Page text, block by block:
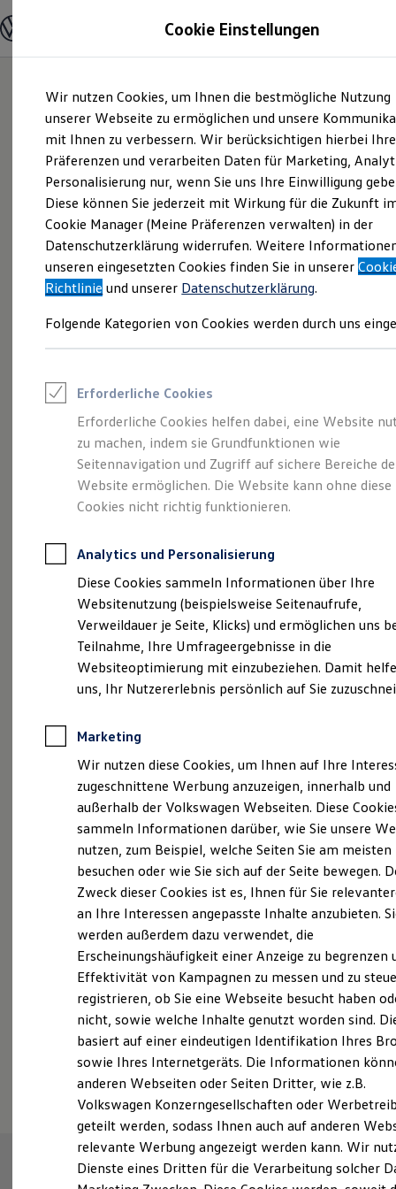
Hauptinhalt
springen
Footer
springen
Modelle und Konfigurator
Modelle vergleichen
Elektroautos
ENERGY Sondermodelle
Nutzfahrzeuge
SUV und CUV
Familienautos
Kombis
Kompaktwagen
Sportwagen
Schnell verfügbare Fahrzeuge
Angebote und Produkte
Aktuelle Angebote
E-Auto-Förderung
Volkswagen Marktplatz
Junge Gebrauchtwagen und Gebrauchtwagen
Saisonangebote
Leasing
Leasing-Angebote
Gebrauchtwagen Leasing
Junge Gebrauchtwagen-Leasing
Elektroauto Leasing
Kleinwagen-Leasing
Leasing ohne Anzahlung
Autokredit mit Schlussrate
Versicherungen und Garantien
Kfz-Versicherung
Restschuldversicherungen
Garantien
Wartungsverträge
Geschäftskunden
Professional Class bei Volkswagen
Großkunden
Behörden
Anpfiff zum Gewinn
Elektroautos
ID. Tutorials
Elektrofahrzeugkonzepte
Reichweite
Reichweite der ID. Modelle
Reichweite im Winter
Laden
Laden unterwegs
Laden Zuhause
Ladezeitensimulator
Batterie
Sicherheit
Garantie und Lebensdauer
Nachhaltigkeit
Technologie
Kosten und Kauf
Verbrauchskosten
Kaufoptionen
E-Auto-Förderung
Software und Konnektivität
Die ID. Software 6
ID. Software Versionen und Updates
Digitale Extras
Schnittstellen zu Ihrem ID.
Der ID.7 Tourer
Impressum & Rechtliches)
Probefahrt vereinbaren
Fahrzeugangebot anfordern
Servicetermin buchen
Serviceanfrage stellen
Cookie Einstellungen
Wir nutzen Cookies, um Ihnen die bestmögliche Nutzung
unserer Webseite zu ermöglichen und unsere
mit Ihnen zu verbessern. Wir berücksichtigen hierbei Ihre
Präferenzen und verarbeiten Daten für Marketing,
Personalisierung nur, wenn Sie uns Ihre Einwilligung
Diese können Sie jederzeit mit Wirkung für die Zukunft
Cookie Manager (Meine Präferenzen verwalten) in der
Datenschutzerklärung widerrufen. Weitere
unseren eingesetzten Cookies finden Sie in unserer
Richtlinie und unserer Datenschutzerklärung.
Folgende Kategorien von Cookies werden durch uns
Erforderliche Cookies
Erforderliche Cookies helfen dabei, eine Website
zu machen, indem sie Grundfunktionen wie
Seitennavigation und Zugriff auf sichere Bereiche
Website ermöglichen. Die Website kann ohne diese
Cookies nicht richtig funktionieren.
Analytics und Personalisierung
Diese Cookies sammeln Informationen über Ihre
Websitenutzung (beispielsweise Seitenaufrufe,
Verweildauer je Seite, Klicks) und ermöglichen uns
Teilnahme, Ihre Umfrageergebnisse in die
Websiteoptimierung mit einzubeziehen. Damit
uns, Ihr Nutzererlebnis persönlich auf Sie
Marketing
Wir nutzen diese Cookies, um Ihnen auf Ihre
zugeschnittene Werbung anzuzeigen, innerhalb und
außerhalb der Volkswagen Webseiten. Diese
sammeln Informationen darüber, wie Sie unsere
nutzen, zum Beispiel, welche Seiten Sie am meisten
besuchen oder wie Sie sich auf der Seite bewegen.
Zweck dieser Cookies ist es, Ihnen für Sie
an Ihre Interessen angepasste Inhalte anzubieten.
werden außerdem dazu verwendet, die
Erscheinungshäufigkeit einer Anzeige zu begrenzen
Effektivität von Kampagnen zu messen und zu
registrieren, ob Sie eine Webseite besucht haben
nicht, sowie welche Inhalte genutzt worden sind.
basiert auf einer eindeutigen Identifikation Ihres
sowie Ihres Internetgeräts. Die Informationen
anderen Webseiten oder Seiten Dritter, wie z.B.
Volkswagen Konzerngesellschaften oder
geteilt werden, sodass Ihnen auch auf anderen
relevante Werbung angezeigt werden kann. Wir
Dienste eines Dritten für die Verarbeitung solcher